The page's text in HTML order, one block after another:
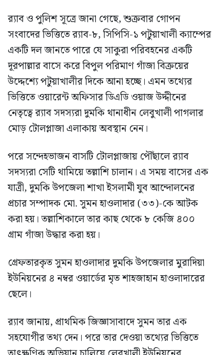
র‍্যাব ও পুলিশ সূত্রে জানা গেছে, শুক্রবার গোপন
সংবাদের ভিত্তিতে র‍্যাব-৮, সিপিসি-১ পটুয়াখালী ক্যাম্পের
একটি দল জানতে পারে যে সাকুরা পরিবহনের একটি
দূরপাল্লার বাসে করে বিপুল পরিমাণ গাঁজা বিক্রয়ের
উদ্দেশ্যে পটুয়াখালীর দিকে আনা হচ্ছে। এমন তথ্যের
ভিত্তিতে ওয়ারেন্ট অফিসার ডিএডি ওয়াজ উদ্দীনের
নেতৃত্বে র‍্যাব সদস্যরা দুমকি থানাধীন লেবুখালী পাগলার
মোড় টোলপ্লাজা এলাকায় অবস্থান নেন।
পরে সন্দেহভাজন বাসটি টোলপ্লাজায় পৌঁছালে র‍্যাব
সদস্যরা সেটি থামিয়ে তল্লাশি চালান। এ সময় বাসের এক
যাত্রী, দুমকি উপজেলা শাখা ইসলামী যুব আন্দোলনের
প্রচার সম্পাদক মো. সুমন হাওলাদার (৩৩)-কে আটক
করা হয়। তল্লাশিকালে তার কাছ থেকে ৮ কেজি ৪০০
গ্রাম গাঁজা উদ্ধার করা হয়।
গ্রেফতারকৃত সুমন হাওলাদার দুমকি উপজেলার মুরাদিয়া
ইউনিয়নের ৪ নম্বর ওয়ার্ডের মৃত শাহজাহান হাওলাদারের
ছেলে।
র‍্যাব জানায়, প্রাথমিক জিজ্ঞাসাবাদে সুমন তার এক
সহযোগীর তথ্য দেন। পরে তার দেওয়া তথ্যের ভিত্তিতে